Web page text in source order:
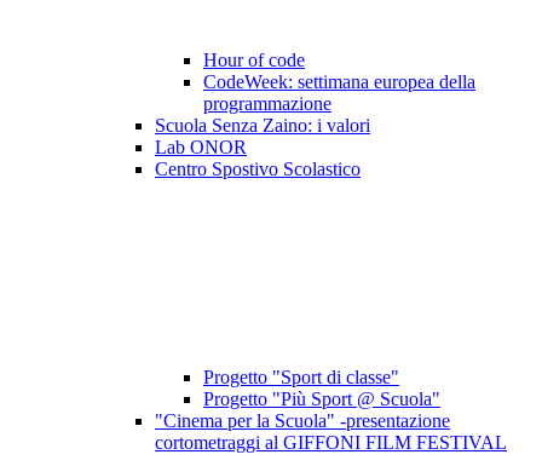
Hour of code
CodeWeek: settimana europea della
programmazione
Scuola Senza Zaino: i valori
Lab ONOR
Centro Spostivo Scolastico
Progetto "Sport di classe"
Progetto "Più Sport @ Scuola"
"Cinema per la Scuola" -presentazione
cortometraggi al GIFFONI FILM FESTIVAL